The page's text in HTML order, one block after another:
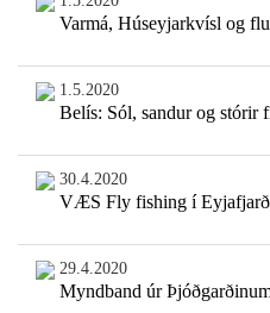
Varmá, Húseyjarkvísl og
1.5.2020
Belís: Sól, sandur og stórir
30.4.2020
VÆS Fly fishing í
29.4.2020
Myndband úr